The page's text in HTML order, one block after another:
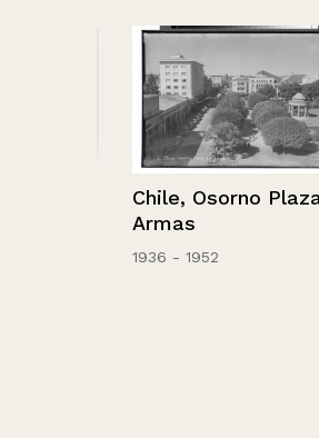
Chile, Osorno Plaza de
Armas
1936 - 1952